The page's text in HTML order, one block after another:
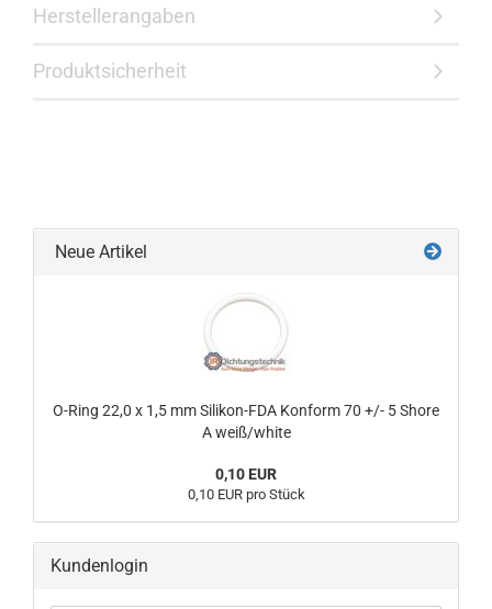
Herstellerangaben
Produktsicherheit
Neue Artikel
O-Ring 22,0 x 1,5 mm Silikon-FDA Konform 70 +/- 5 Shore
A weiß/white
0,10 EUR
0,10 EUR pro Stück
Kundenlogin